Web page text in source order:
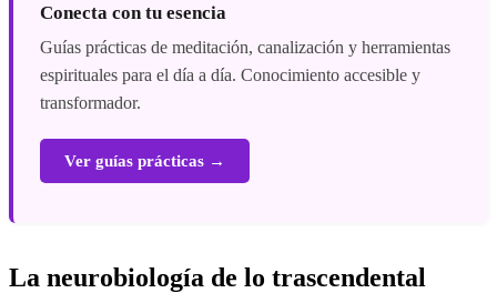
Conecta con tu esencia
Guías prácticas de meditación, canalización y herramientas
espirituales para el día a día. Conocimiento accesible y
transformador.
Ver guías prácticas →
La neurobiología de lo trascendental